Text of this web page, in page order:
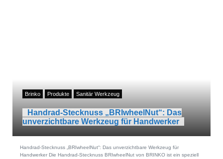
Brinko Produkte Sanitär Werkzeug
Handrad-Stecknuss „BRIwheelNut“: Das
unverzichtbare Werkzeug für Handwerker
Handrad-Stecknuss „BRIwheelNut“: Das unverzichtbare Werkzeug für
Handwerker Die Handrad-Stecknuss BRIwheelNut von BRINKO ist ein speziell